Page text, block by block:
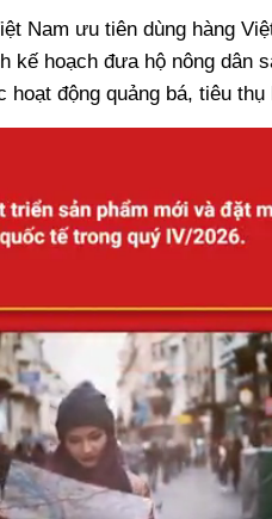
Nam ưu tiên dùng hàng
kế hoạch đưa hộ nông dân
động quảng bá, tiêu thụ